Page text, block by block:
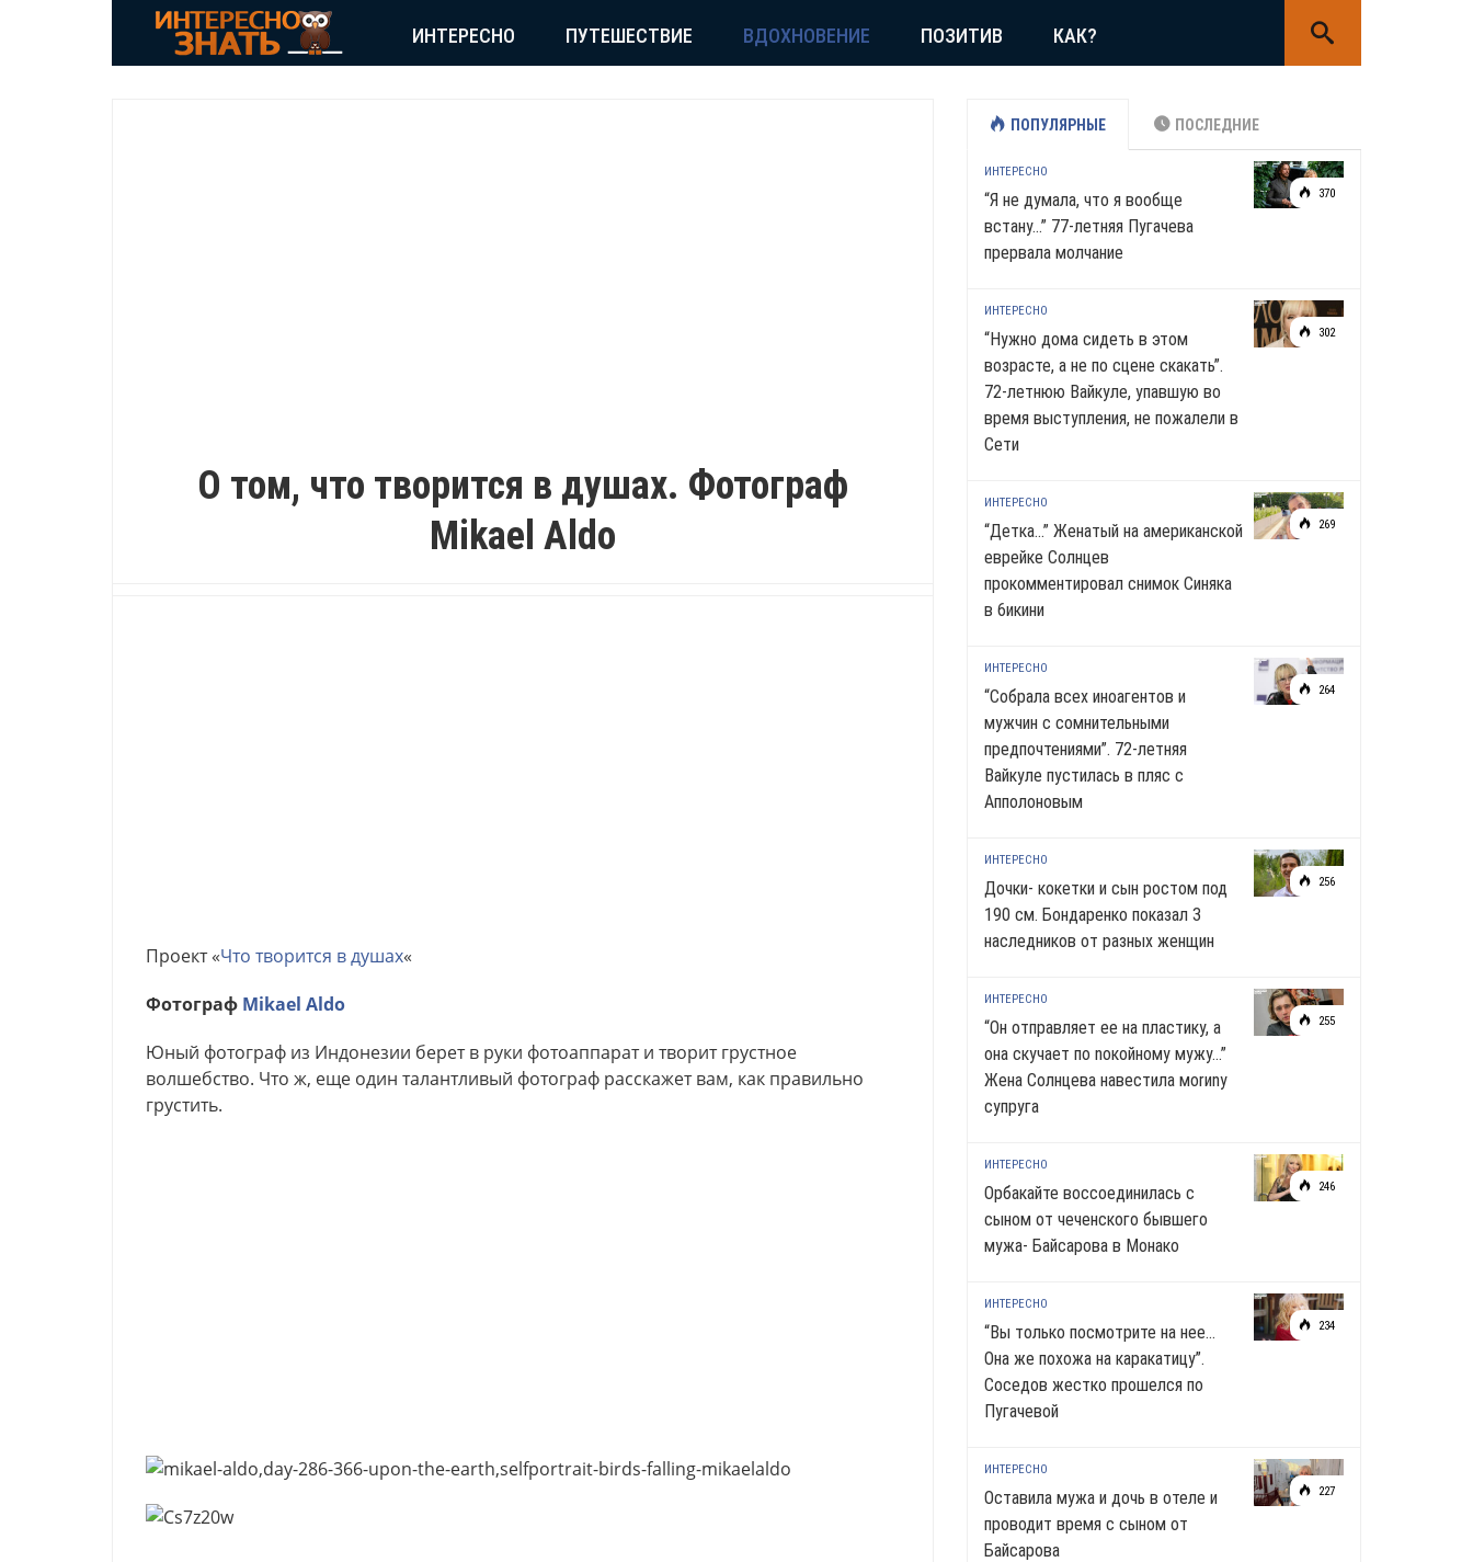
ИНТЕРЕСНО ПУТЕШЕСТВИЕ ВДОХНОВЕНИЕ ПОЗИТИВ КАК?
О том, что творится в душах. Фотограф
Mikael Aldo
Проект «Что творится в душах«
Фотограф Mikael Aldo
Юный фотограф из Индонезии берет в руки фотоаппарат и творит грустное
волшебство. Что ж, еще один талантливый фотограф расскажет вам, как правильно
грустить.
ПОПУЛЯРНЫЕ ПОСЛЕДНИЕ
370
ИНТЕРЕСНО
“Я не думала, что я вообще
встану…” 77-летняя Пугачева
прервала молчание
302
ИНТЕРЕСНО
“Нужно дома сидеть в этом
возрасте, а не по сцене скакать”.
72-летнюю Вайкуле, упавшую во
время выступления, не пожалели в
Сети
269
ИНТЕРЕСНО
“Детка…” Женатый на американской
еврейке Солнцев
прокомментировал снимок Синяка
в 6икини
264
ИНТЕРЕСНО
“Собрала всех иноагентов и
мужчин с сомнительными
предпочтениями”. 72-летняя
Вайкуле пустилась в пляс с
Апполоновым
256
ИНТЕРЕСНО
Дочки- кокетки и сын ростом под
190 см. Бондаренко показал 3
наследников от разных женщин
255
ИНТЕРЕСНО
“Он отправляет ее на пластику, а
она скучает по noкoйномy мужу…”
Жена Солнцева навестила моrиnу
супруга
246
ИНТЕРЕСНО
Орбакайте воссоединилась с
сыном от чеченского бывшего
мужа- Байсарова в Монако
234
ИНТЕРЕСНО
“Вы только посмотрите на нее…
Она же похожа на каракатицу”.
Соседов жестко прошелся по
Пугачевой
227
ИНТЕРЕСНО
Оставила мужа и дочь в отеле и
проводит время с сыном от
Байсарова